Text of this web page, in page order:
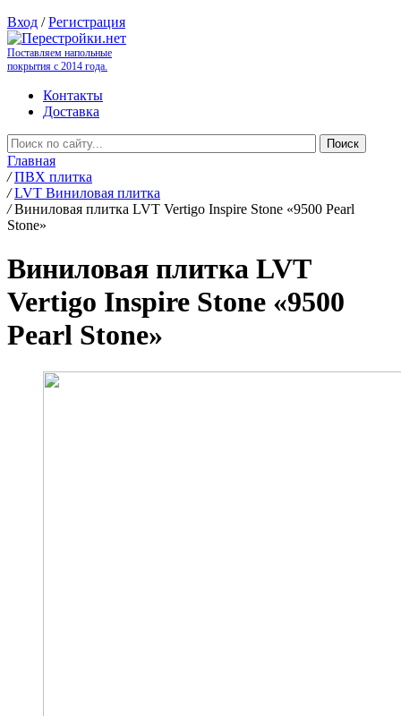
Вход /Регистрация
Поставляем напольные
покрытия с 2014 года.
Контакты
Доставка
Главная
/ ПВХ плитка
/ LVT Виниловая плитка
/ Виниловая плитка LVT Vertigo Inspire Stone «9500 Pearl
Stone»
Виниловая плитка LVT
Vertigo Inspire Stone «9500
Pearl Stone»